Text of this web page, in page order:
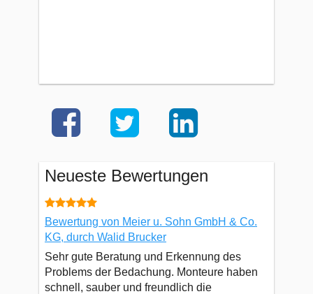
Neueste Bewertungen
Bewertung von Meier u. Sohn GmbH & Co.
KG, durch Walid Brucker
Sehr gute Beratung und Erkennung des
Problems der Bedachung. Monteure haben
schnell, sauber und freundlich die